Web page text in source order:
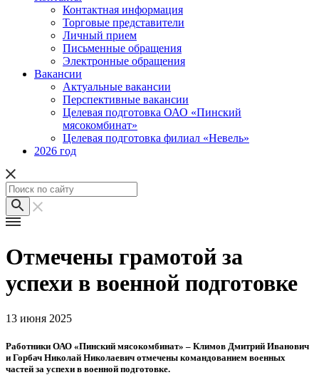
Контактная информация
Торговые представители
Личный прием
Письменные обращения
Электронные обращения
Вакансии
Актуальные вакансии
Перспективные вакансии
Целевая подготовка ОАО «Пинский
мясокомбинат»
Целевая подготовка филиал «Невель»
2026 год
Отмечены грамотой за
успехи в военной подготовке
13 июня 2025
Работники ОАО «Пинский мясокомбинат» – Климов Дмитрий Иванович
и Горбач Николай Николаевич отмечены командованием военных
частей за успехи в военной подготовке.